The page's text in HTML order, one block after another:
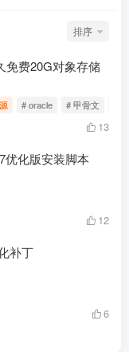
排序
免费20G对象存储
# oracle # 甲骨文
13
优化版安装脚本
12
补丁
6